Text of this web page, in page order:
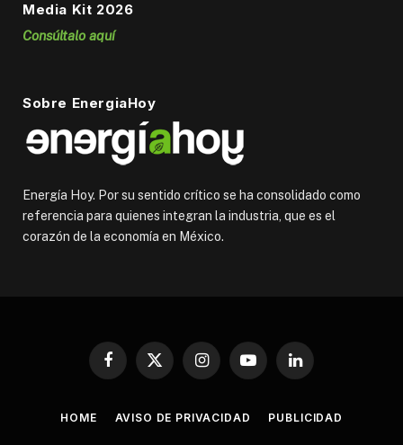
Media Kit 2026
Consúltalo aquí
Sobre EnergiaHoy
Energía Hoy. Por su sentido crítico se ha consolidado como
referencia para quienes integran la industria, que es el
corazón de la economía en México.
Facebook
X
InstagramYouTubeLinkedIn
HOME AVISO DE PRIVACIDAD PUBLICIDAD